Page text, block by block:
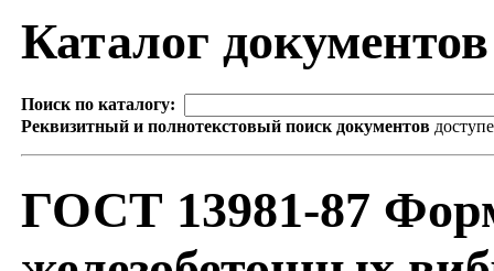
Каталог
Поиск по каталогу:
Реквизитный и полнотекстовый поиск документов
ГОСТ 13981-87